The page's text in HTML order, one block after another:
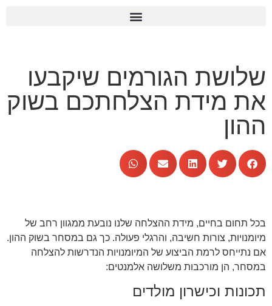
שלושת הגורמים שיקבעו
את מידת הצלחתכם בשוק
ההון
בכל תחום בחיים, מידת ההצלחה שלנו נובעת ממגוון רחב של
מיומנויות, צורות חשיבה, והרגלי פעולה. כך גם במסחר בשוק ההון.
אם נתייחס לרמת הביצוע של המיומנויות הנדרשות להצלחה
במסחר, הן מורכבות משלושה אלמנטים:
תכונות וכישרון מולדים